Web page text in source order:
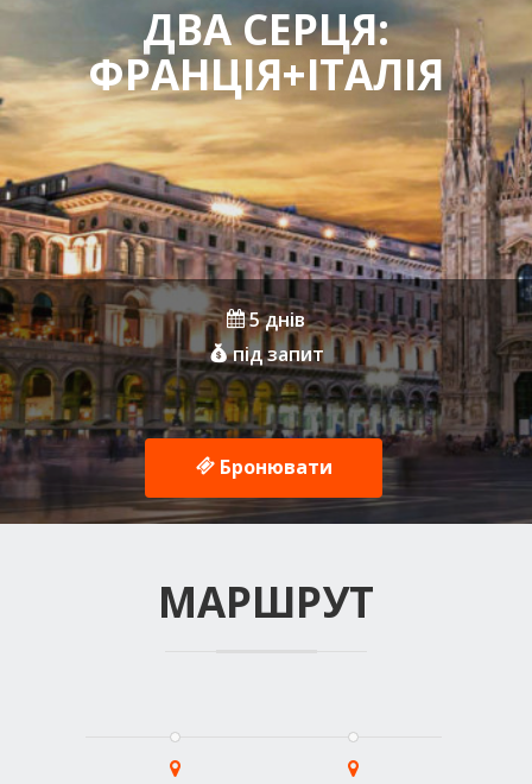
ДВА СЕРЦЯ:
ФРАНЦІЯ+ІТАЛІЯ
5 днів
під запит
Бронювати
МАРШРУТ